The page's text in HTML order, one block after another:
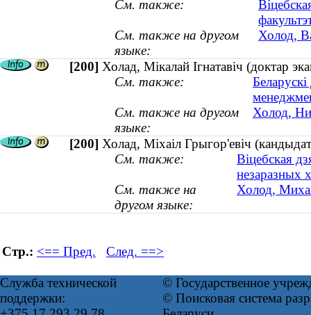
См. также:
См. также на другом
языке:
Холод,
[200] Холад, Мікалай Ігнатавіч (доктар
См. также:
См. также на другом
языке:
Холод,
[200] Холад, Міхаіл Грыгор'евіч
См. также:
Віцебская
незаразных
См. также на
другом языке:
Холод,
Стр.: <== Пред. След. ==>
Служба технической
поддержки:
© Государственное
© Поисковая система